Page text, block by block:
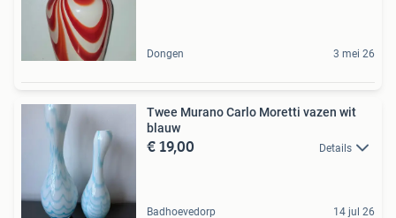
Dongen 3 mei 26
Twee Murano Carlo Moretti vazen wit
blauw
€ 19,00 Details
Badhoevedorp 14 jul 26